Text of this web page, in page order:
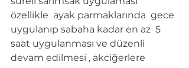
özellikle  ayak parmaklarında  gece
uygulanıp sabaha kadar en az  5
saat uygulanması ve düzenli
devam edilmesi , akciğerlere